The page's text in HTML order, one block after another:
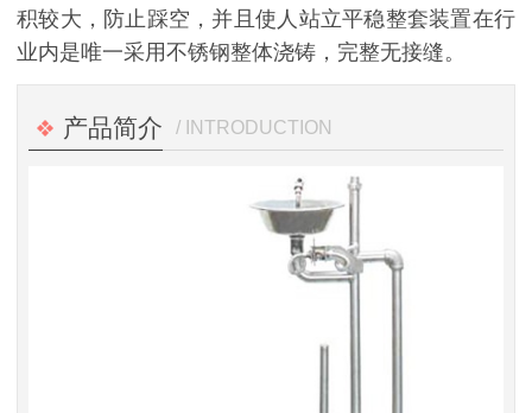
积较大，防止踩空，并且使人站立平稳整套装置在行
业内是唯一采用不锈钢整体浇铸，完整无接缝。
产品简介 / INTRODUCTION